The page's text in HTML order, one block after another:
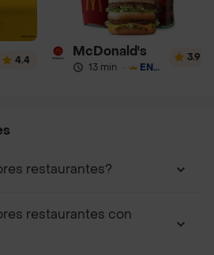
4.4
McDonald's
13 min · ENVÍO GRATIS
3.9
restaurantes?
restaurantes con